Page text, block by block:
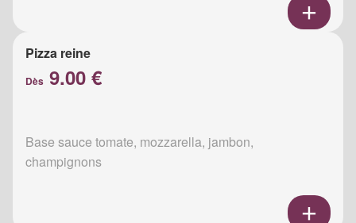
Pizza reine
Dès 9.00 €
Base sauce tomate, mozzarella, jambon,
champignons